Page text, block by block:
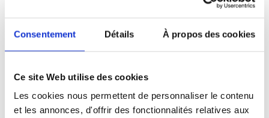
Consentement Détails À propos des cookies
Ce site Web utilise des cookies
Les cookies nous permettent de personnaliser le contenu
et les annonces, d'offrir des fonctionnalités relatives aux
candidat
Qualifications et diplômes :
Profil recherché :